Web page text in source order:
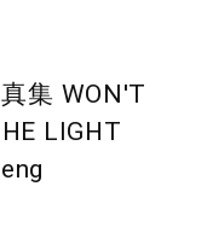
集 WON'T
LIGHT